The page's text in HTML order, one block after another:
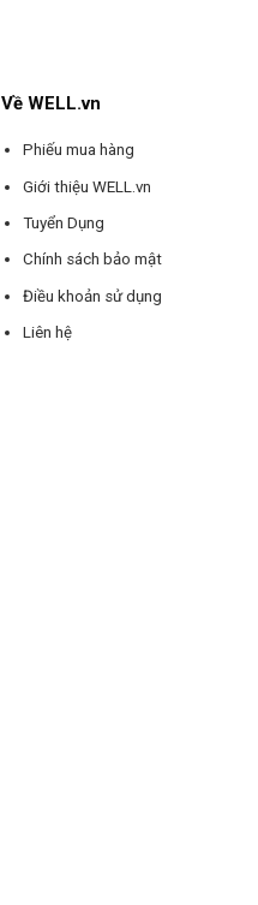
Về WELL.vn
Phiếu mua hàng
Giới thiệu WELL.vn
Tuyển Dụng
Chính sách bảo mật
Điều khoản sử dụng
Liên hệ